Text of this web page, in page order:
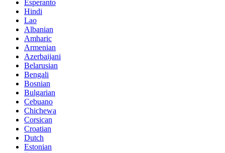
Esperanto
Hindi
Lao
Albanian
Amharic
Armenian
Azerbaijani
Belarusian
Bengali
Bosnian
Bulgarian
Cebuano
Chichewa
Corsican
Croatian
Dutch
Estonian